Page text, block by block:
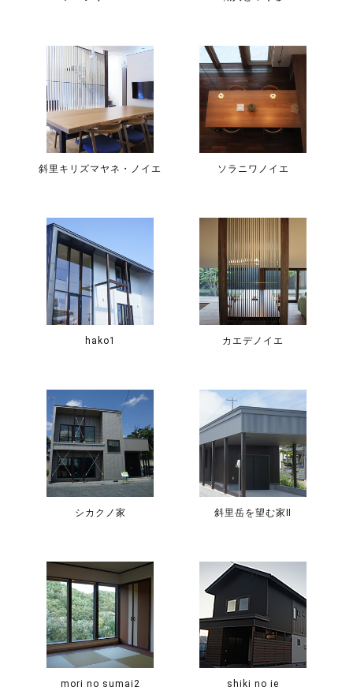
斜里キリズマヤネ・ノイエ ソラニワノイエ
hako1 カエデノイエ
シカクノ家 斜里岳を望む家Ⅱ
mori no sumai2 shiki no ie